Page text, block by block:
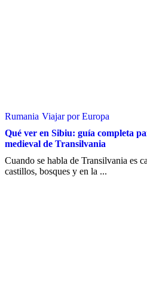
Rumania Viajar por Europa
Qué ver en Sibiu: guía completa
medieval de Transilvania
Cuando se habla de Transilvania es
castillos, bosques y en la ...